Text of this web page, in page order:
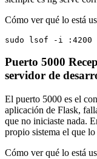
Cómo ver qué lo está
sudo lsof -i :4200
Puerto 5000
servidor de
El puerto 5000 es el
aplicación de Flask,
que no iniciaste nada.
propio sistema el que lo
Cómo ver qué lo está